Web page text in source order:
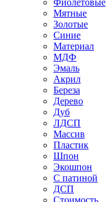
Фиолетовые
Мятные
Золотые
Синие
Материал
МДФ
Эмаль
Акрил
Береза
Дерево
Дуб
ЛДСП
Массив
Пластик
Шпон
Экошпон
С патиной
ДСП
Стоимость